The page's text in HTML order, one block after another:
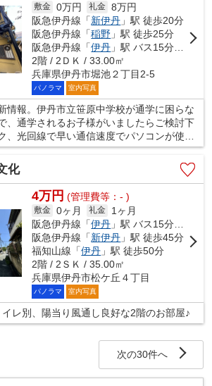
敷金 0万円 礼金 8万円
阪急伊丹線「新伊丹 」駅 徒歩20分
阪急伊丹線「稲野 」駅 徒歩25分
阪急伊丹線「伊丹 」駅 バス15分 「バス」 停歩5分
2階 / 2ＤＫ / 33.00㎡
兵庫県伊丹市堀池２丁目2-5
パノラマ 室内写真
情報。伊丹市立笹原中学校が通学に困らな
、通学されるお子様がいましたらご検討下
、光回線で早い通信速度でパソコンが使用
てもメリットの大きい、管理費と共益費が
借りる際はランニングコストを抑えるのが
おすすめです。バス停徒歩3分以内なので
ができます。家具なども配置しやすい、フ
なっています。センチュリー21アクロスコ
から快適な生活を探してみませんか。物件
やご要望はこちらからご連絡ください。
化
4万円 (管理費等：- )
敷金 0ヶ月 礼金
1ヶ月
阪急伊丹線「伊丹 」駅 バス15分 「松ケ丘（兵庫県）」 停歩5分
阪急伊丹線「新伊丹 」駅 徒歩45分
福知山線「伊丹 」駅 徒歩50分
2階 / 2ＳＫ / 35.00㎡
兵庫県伊丹市松ケ丘４丁目
パノラマ 室内写真
レ別、陽当り風通し良好な2階のお部屋♪
次の30件へ